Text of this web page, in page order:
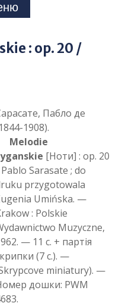
: op. 20 /
Пабло де
1908).
Melodie
[Ноти] : op. 20
Sarasate ; do
przygotowala
Umińska. —
: Polskie
Muzyczne,
— 11 с. + партія
(7 с.). —
miniatury). —
дошки: PWM